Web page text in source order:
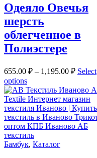
Одеяло Овечья
шерсть
облегченное в
Полиэстере
655.00 ₽ – 1,195.00 ₽ Select
options
Бамбук, Каталог